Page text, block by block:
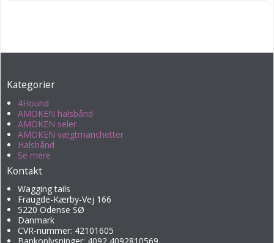
Kategorier
4Hound
AMOKEN halsbånd
AMOKEN seler
AMOKEN vægtmanchetter
Halsbånd
Se mere
Kontakt
Wagging tails
Fraugde-Kærby-Vej 166
5220 Odense SØ
Danmark
CVR-nummer: 42101605